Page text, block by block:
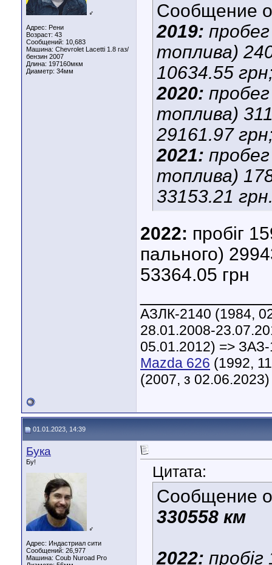
♂
Адрес: Рени
Возраст: 43
Сообщений: 10,683
Машина: Chevrolet Lacetti 1.8 газ/
бензин 2007
Длина: 197160мкм
Диаметр: 34мм
Сообщение
2019:
топлива)
10634.55
2020:
топлива)
29161.97
2021:
топлива)
33153.21
2022: пробіг
пального)
53364.05 грн
АЗЛК-2140 (1984,
28.01.2008-
05.01.2012) =>
Mazda 626 (1992,
(2007, з 02.06.2023)
01.01.2023, 14:39
Бука
Бу!
♂
Адрес: Индастриал сити
Сообщений: 26,977
Машина: Coub Nuroad Pro
Цитата:
Сообщение
330558 км
2022: